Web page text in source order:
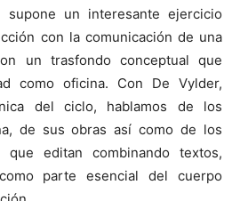
supone un interesante ejercicio
con la comunicación de una
un trasfondo conceptual que
como oficina. Con De Vylder,
del ciclo, hablamos de los
de sus obras así como de los
que editan combinando textos,
parte esencial del cuerpo